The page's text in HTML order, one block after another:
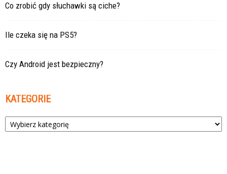
Co zrobić gdy słuchawki są ciche?
Ile czeka się na PS5?
Czy Android jest bezpieczny?
KATEGORIE
Kategorie